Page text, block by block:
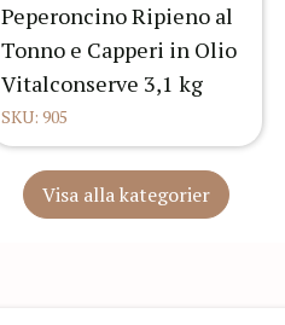
Peperoncino Ripieno al
Tonno e Capperi in Olio
Vitalconserve 3,1 kg
SKU: 905
Visa alla kategorier